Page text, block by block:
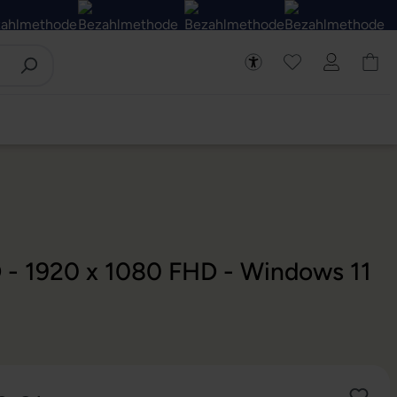
1920 x 1080 FHD - Windows 11